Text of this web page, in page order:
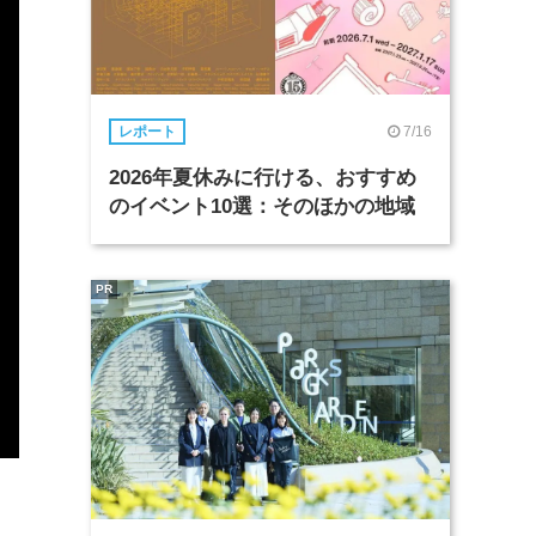
レポート 7/16
2026年夏休みに行ける、おすすめ
のイベント10選：そのほかの地域
PR